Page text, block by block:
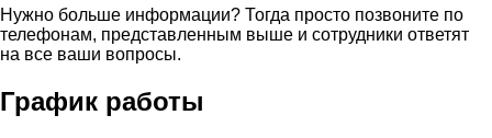
Нужно больше информации? Тогда просто позвоните по
телефонам, представленным выше и сотрудники ответят
на все ваши вопросы.
График работы